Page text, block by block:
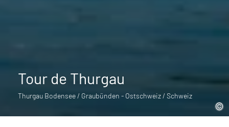
Tour de Thurgau
Thurgau Bodensee / Graubünden - Ostschweiz / Schweiz